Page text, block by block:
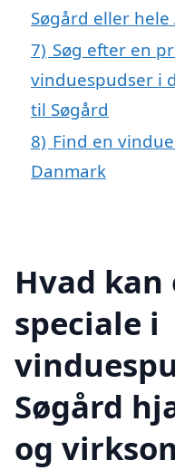
Søgård eller
7) Søg efter en
vinduespudser i
til Søgård
8) Find en
Danmark
Hvad
speciale i
Søgård
og